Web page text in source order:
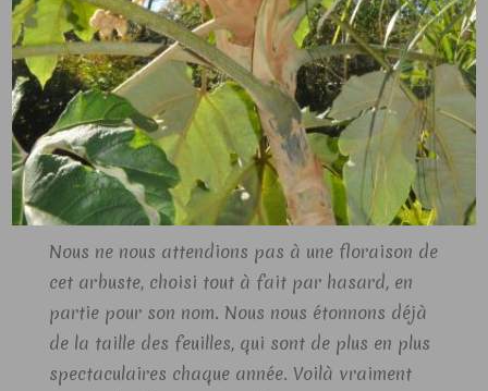
Nous ne nous attendions pas à une floraison de
cet arbuste, choisi tout à fait par hasard, en
partie pour son nom. Nous nous étonnons déjà
de la taille des feuilles, qui sont de plus en plus
spectaculaires chaque année. Voilà vraiment